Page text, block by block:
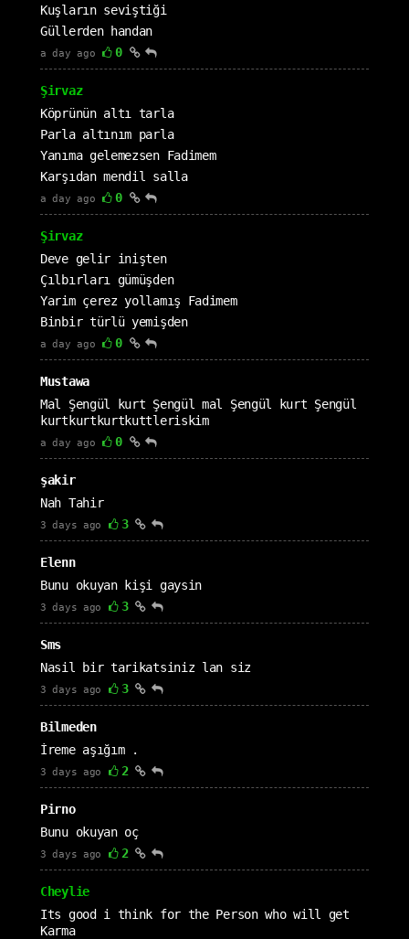
Kuşların seviştiği
Güllerden handan
a day ago 0
Şirvaz
Köprünün altı tarla
Parla altınım parla
Yanıma gelemezsen Fadimem
Karşıdan mendil salla
a day ago 0
Şirvaz
Deve gelir inişten
Çılbırları gümüşden
Yarim çerez yollamış Fadimem
Binbir türlü yemişden
a day ago 0
Mustawa
Mal Şengül kurt Şengül mal Şengül kurt Şengül
kurtkurtkurtkuttleriskim
a day ago 0
şakir
Nah Tahir
3 days ago 3
Elenn
Bunu okuyan kişi gaysin
3 days ago 3
Sms
Nasil bir tarikatsiniz lan siz
3 days ago 3
Bilmeden
İreme aşığım .
3 days ago 2
Pirno
Bunu okuyan oç
3 days ago 2
Cheylie
Its good i think for the Person who will get
Karma